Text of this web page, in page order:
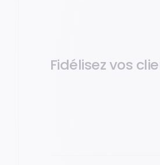
Fidélisez vos
En proposant des
personnalisation, une